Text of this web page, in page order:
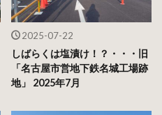
2025-07-22
しばらくは塩漬け！？・・・旧
「名古屋市営地下鉄名城工場跡
地」 2025年7月